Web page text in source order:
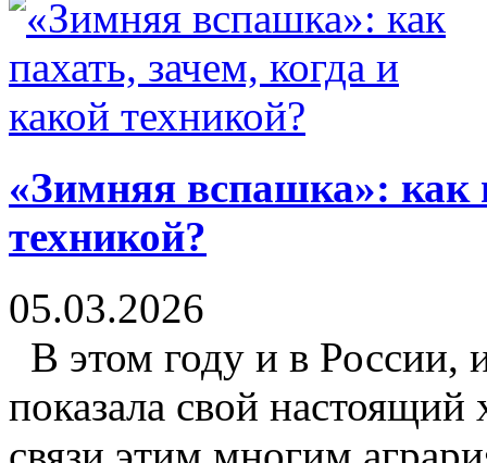
«Зимняя вспашка»: как
техникой?
05.03.2026
В этом году и в России,
показала свой